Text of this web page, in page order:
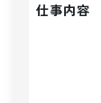
仕事内容